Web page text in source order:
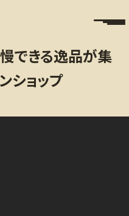
できる逸品が集
ショップ